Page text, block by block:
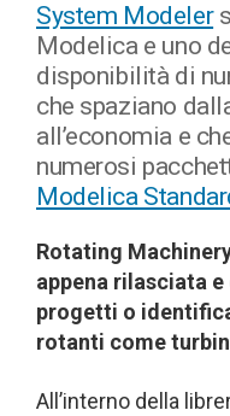
System Modeler
Modelica e uno
disponibilità di
che spaziano
all’economia e
numerosi
Modelica
Rotating
appena rilasciata
progetti o
rotanti come
All’interno della